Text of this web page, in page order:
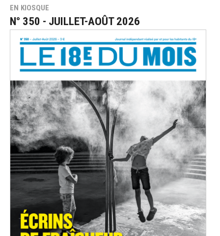
EN KIOSQUE
N° 350 - JUILLET-AOÛT 2026